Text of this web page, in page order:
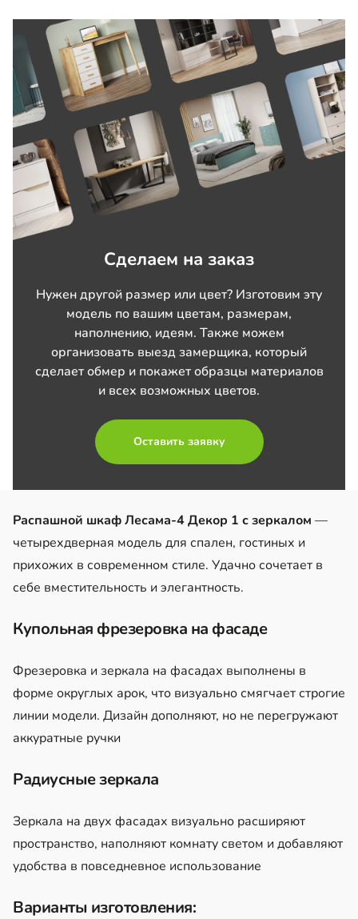
Сделаем на заказ
Нужен другой размер или цвет? Изготовим эту
модель по вашим цветам, размерам,
наполнению, идеям. Также можем
организовать выезд замерщика, который
сделает обмер и покажет образцы материалов
и всех возможных цветов.
Оставить заявку
Распашной шкаф Лесама-4 Декор 1 с зеркалом —
четырехдверная модель для спален, гостиных и
прихожих в современном стиле. Удачно сочетает в
себе вместительность и элегантность.
Купольная фрезеровка на фасаде
Фрезеровка и зеркала на фасадах выполнены в
форме округлых арок, что визуально смягчает строгие
линии модели. Дизайн дополняют, но не перегружают
аккуратные ручки
Радиусные зеркала
Зеркала на двух фасадах визуально расширяют
пространство, наполняют комнату светом и добавляют
удобства в повседневное использование
Варианты изготовления: